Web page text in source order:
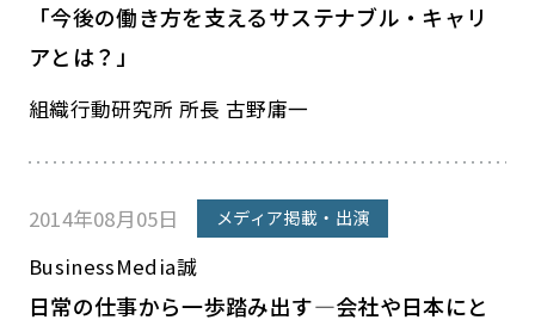
「今後の働き方を支えるサステナブル・キャリ
アとは？」
組織行動研究所 所長 古野庸一
2014年08月05日 メディア掲載・出演
BusinessMedia誠
日常の仕事から一歩踏み出す―会社や日本にと